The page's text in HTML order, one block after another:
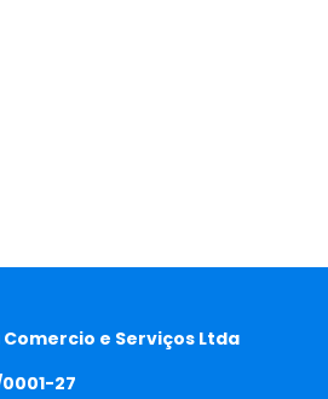
e Serviços Ltda
27